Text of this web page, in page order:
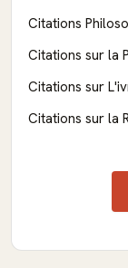
Citations
Citations sur la
Citations sur
Citations sur la